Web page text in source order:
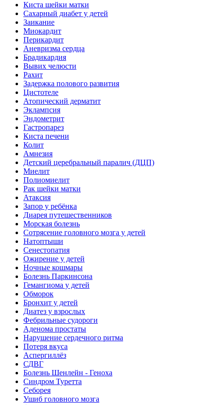
Киста шейки матки
Сахарный диабет у детей
Заикание
Миокардит
Перикардит
Аневризма сердца
Брадикардия
Вывих челюсти
Рахит
Задержка полового развития
Цистотеле
Атопический дерматит
Эклампсия
Эндометрит
Гастропарез
Киста печени
Колит
Амнезия
Детский церебральный паралич (ДЦП)
Миелит
Полиомиелит
Рак шейки матки
Атаксия
Запор у ребёнка
Диарея путешественников
Морская болезнь
Сотрясение головного мозга у детей
Натоптыши
Сенестопатия
Ожирение у детей
Ночные кошмары
Болезнь Паркинсона
Гемангиома у детей
Обморок
Бронхит у детей
Диатез у взрослых
Фебрильные судороги
Аденома простаты
Нарушение сердечного ритма
Потеря вкуса
Аспергиллёз
СДВГ
Болезнь Шенлейн - Геноха
Синдром Туретта
Себорея
Ушиб головного мозга